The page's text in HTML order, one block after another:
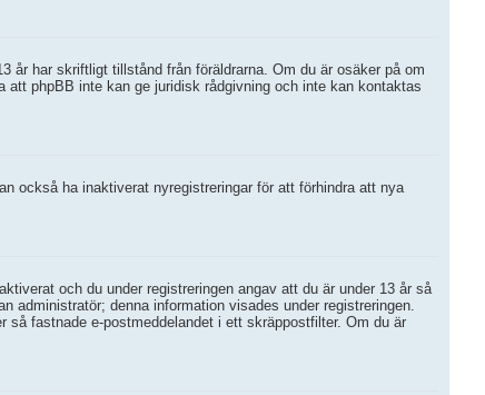
år har skriftligt tillstånd från föräldrarna. Om du är osäker på om
phpBB inte kan ge juridisk rådgivning och inte kan kontaktas
också ha inaktiverat nyregistreringar för att förhindra att nya
och du under registreringen angav att du är under 13 år så
denna information visades under registreringen.
fastnade e-postmeddelandet i ett skräppostfilter. Om du är